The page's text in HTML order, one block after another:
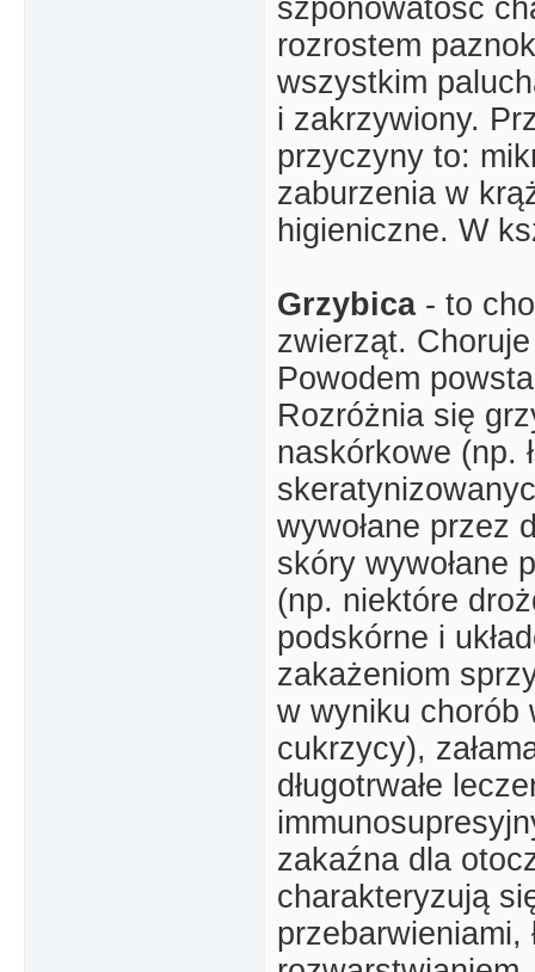
szponowatość
rozrostem
wszystkim
i zakrzywiony.
przyczyny to:
zaburzenia w
higieniczne. W
Grzybica - to
zwierząt.
Powodem
Rozróżnia się
naskórkowe (np.
wywołane przez
skóry wywołane
(np. niektóre
podskórne i
zakażeniom
w wyniku chorób
cukrzycy),
długotrwałe
zakaźna dla
charakteryzują
przebarwieniami,